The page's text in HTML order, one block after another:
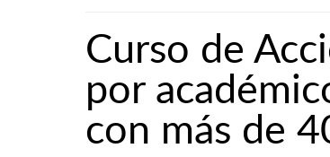
Curso de
por
con más de